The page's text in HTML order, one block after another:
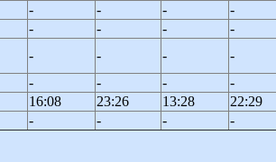
- - - -
- - - -
- - - -
- - - -
16:08 23:26 13:28 22:29
- - - -